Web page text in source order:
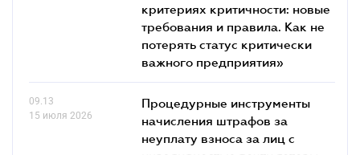
критериях критичности: новые
требования и правила. Как не
потерять статус критически
важного предприятия»
09.13
15 июля 2026
Процедурные инструменты
начисления штрафов за
неуплату взноса за лиц с